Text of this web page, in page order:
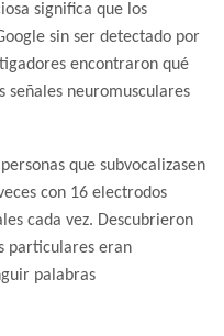
significa que los
sin ser detectado por
encontraron qué
neuromusculares
que subvocalizasen
con 16 electrodos
cada vez. Descubrieron
particulares eran
palabras